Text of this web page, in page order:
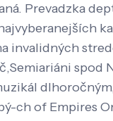
Prevadzka
invalidných
spod
ch of Empires